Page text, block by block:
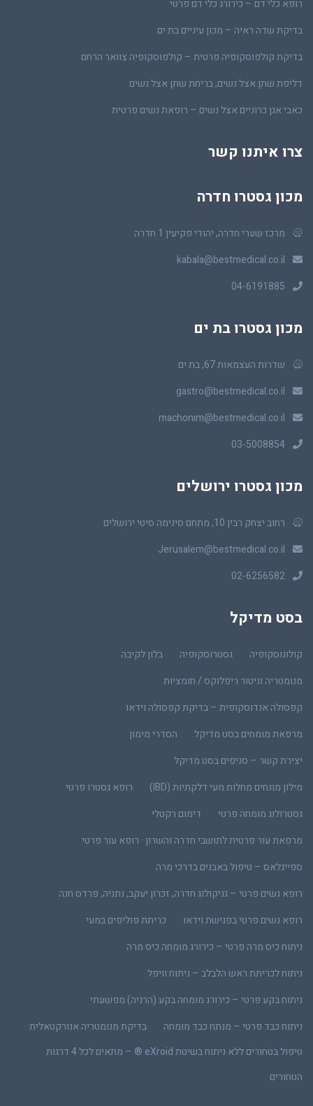
רופא כלי דם – כירורג כלי דם פרטי
בדיקת שדה ראיה – מכון עיניים בת ים
בדיקת קולפוסקופיה פרטית – קולפוסקופיה צוואר הרחם
דליפת שתן אצל נשים, בריחת שתן אצל נשים
כאבי אגן כרוניים אצל נשים – רופאת נשים פרטית
צרו איתנו קשר
מכון גסטרו חדרה
מרכז שערי חדרה, יהודי פקיעין 1 חדרה
kabala@bestmedical.co.il
04-6191885
מכון גסטרו בת ים
שדרות העצמאות 67, בת ים
gastro@bestmedical.co.il
machonim@bestmedical.co.il
03-5008854
מכון גסטרו ירושלים
רחוב יצחק רבין 10, מתחם סינימה סיטי ירושלים
Jerusalem@bestmedical.co.il
02-6256582
בסט מדיקל
קולונוסקופיה גסטרוסקופיה
בלון לקיבה
מנומטריה וניטור ריפלוקס / חומציות
קפסולה אנדוסקופית – בדיקת קפסולה וידאו
מרפאת מומחים בסט מדיקל
הסדרי מימון
יצירת קשר – סניפים בסט מדיקל
מילון מונחים מחלות מעי דלקתיות (IBD)
רופא גסטרו פרטי
גסטרולוג מומחה פרטי
דימום רקטלי
מרפאת עור פרטית לתושבי חדרה והשרון · רופא עור פרטי
ספייגלאס – טיפול באבנים בדרכי מרה
רופא נשים פרטי – גניקולוג חדרה, זכרון יעקב, נתניה, פרדס חנה
רופא נשים פרטי בפגישת וידאו
כריתת פוליפים במעי
ניתוח כיס מרה פרטי – כירורג מומחה כיס מרה
ניתוח לכריתת ראש הלבלב – ניתוח וויפל
ניתוח בקע פרטי – כירורג מומחה בקע (הרניה) מפשעתי
ניתוח כבד פרטי – מנתח כבד מומחה
בדיקת מנומטריה אנורקטאלית
טיפול בטחורים ללא ניתוח בשיטת eXroid ® – מתאים לכל 4 דרגות
הטחורים